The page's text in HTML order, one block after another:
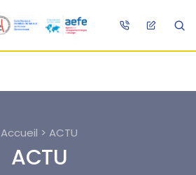
Accueil > ACTU
ACTU